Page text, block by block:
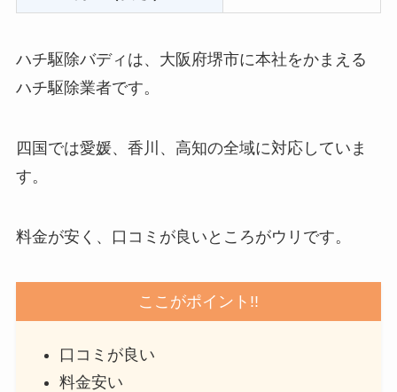
ハチ駆除バディは、大阪府堺市に本社をかまえる
ハチ駆除業者です。
四国では愛媛、香川、高知の全域に対応していま
す。
料金が安く、口コミが良いところがウリです。
ここがポイント!!
口コミが良い
料金安い